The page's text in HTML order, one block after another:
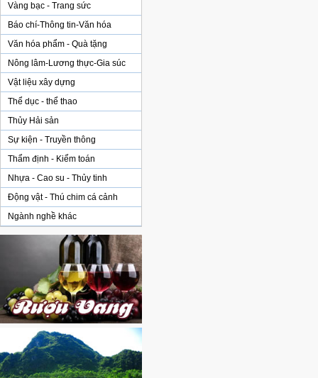
Vàng bạc - Trang sức
Báo chí-Thông tin-Văn hóa
Văn hóa phẩm - Quà tặng
Nông lâm-Lương thực-Gia súc
Vật liệu xây dựng
Thể dục - thể thao
Thủy Hải sản
Sự kiện - Truyền thông
Thẩm định - Kiểm toán
Nhựa - Cao su - Thủy tinh
Động vật - Thú chim cá cảnh
Ngành nghề khác